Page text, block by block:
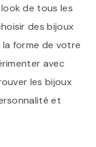
de tous les
des bijoux
forme de votre
avec
les bijoux
et